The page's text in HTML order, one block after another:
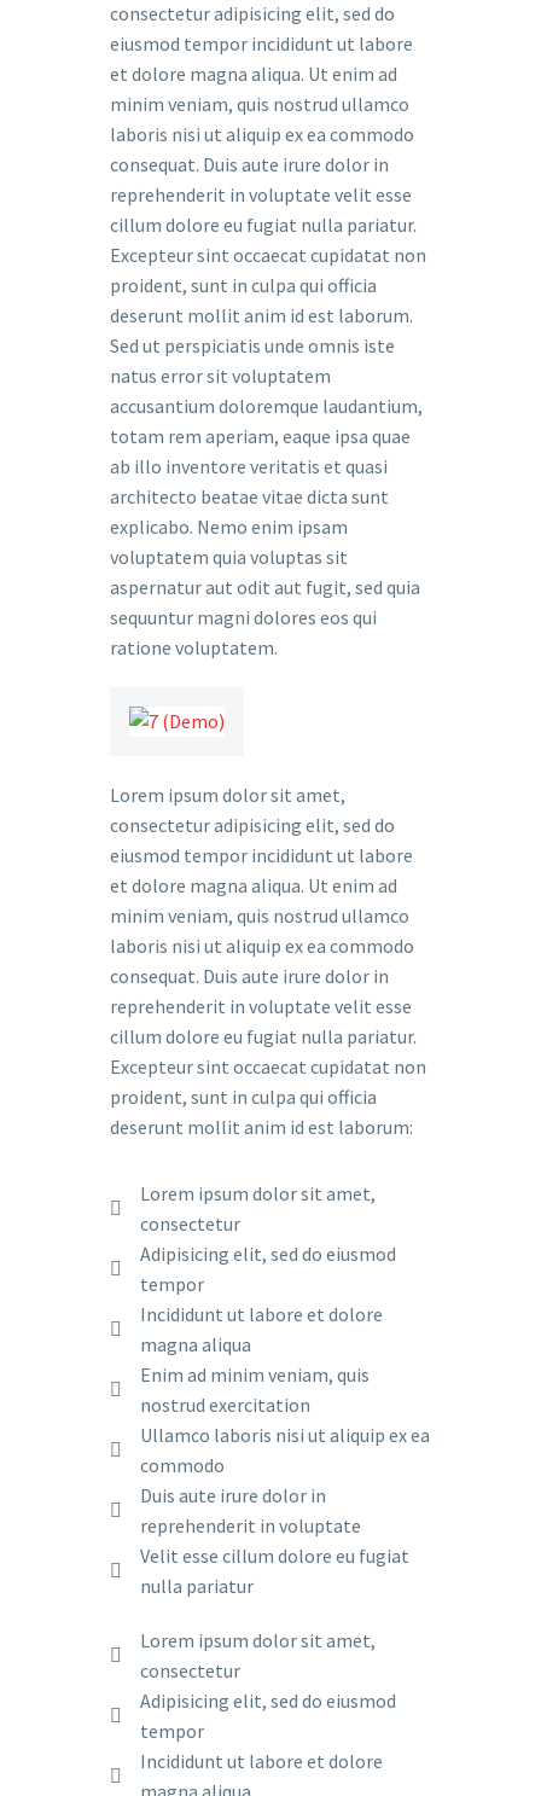
consectetur adipisicing elit, sed do
eiusmod tempor incididunt ut labore
et dolore magna aliqua. Ut enim ad
minim veniam, quis nostrud ullamco
laboris nisi ut aliquip ex ea commodo
consequat. Duis aute irure dolor in
reprehenderit in voluptate velit esse
cillum dolore eu fugiat nulla pariatur.
Excepteur sint occaecat cupidatat non
proident, sunt in culpa qui officia
deserunt mollit anim id est laborum.
Sed ut perspiciatis unde omnis iste
natus error sit voluptatem
accusantium doloremque laudantium,
totam rem aperiam, eaque ipsa quae
ab illo inventore veritatis et quasi
architecto beatae vitae dicta sunt
explicabo. Nemo enim ipsam
voluptatem quia voluptas sit
aspernatur aut odit aut fugit, sed quia
sequuntur magni dolores eos qui
ratione voluptatem.
Lorem ipsum dolor sit amet,
consectetur adipisicing elit, sed do
eiusmod tempor incididunt ut labore
et dolore magna aliqua. Ut enim ad
minim veniam, quis nostrud ullamco
laboris nisi ut aliquip ex ea commodo
consequat. Duis aute irure dolor in
reprehenderit in voluptate velit esse
cillum dolore eu fugiat nulla pariatur.
Excepteur sint occaecat cupidatat non
proident, sunt in culpa qui officia
deserunt mollit anim id est laborum:
Lorem ipsum dolor sit amet,
consectetur
Adipisicing elit, sed do eiusmod
tempor
Incididunt ut labore et dolore
magna aliqua
Enim ad minim veniam, quis
nostrud exercitation
Ullamco laboris nisi ut aliquip ex ea
commodo
Duis aute irure dolor in
reprehenderit in voluptate
Velit esse cillum dolore eu fugiat
nulla pariatur
Lorem ipsum dolor sit amet,
consectetur
Adipisicing elit, sed do eiusmod
tempor
Incididunt ut labore et dolore
magna aliqua